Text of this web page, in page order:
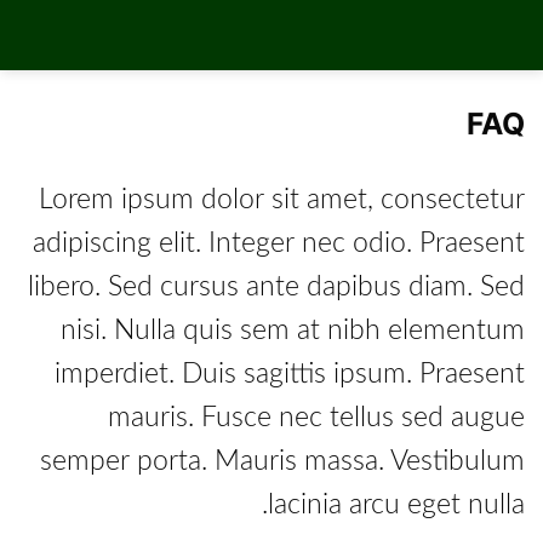
FAQ
Lorem ipsum dolor sit amet, consectetur
adipiscing elit. Integer nec odio. Praesent
libero. Sed cursus ante dapibus diam. Sed
nisi. Nulla quis sem at nibh elementum
imperdiet. Duis sagittis ipsum. Praesent
mauris. Fusce nec tellus sed augue
semper porta. Mauris massa. Vestibulum
lacinia arcu eget nulla.